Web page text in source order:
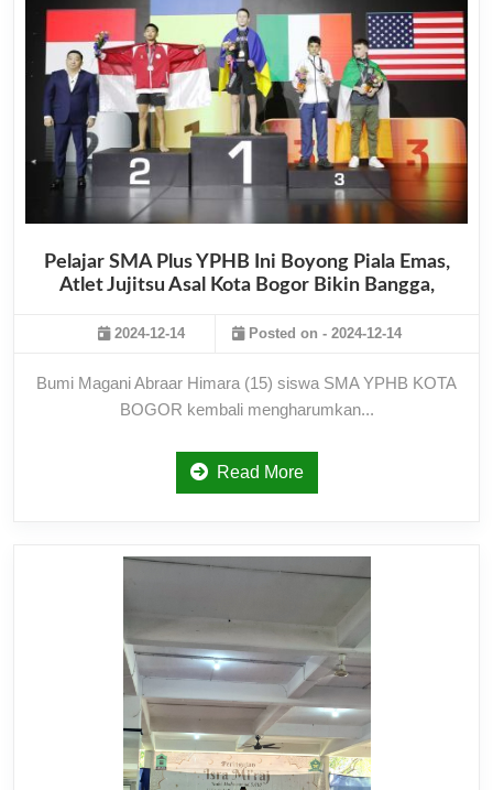
Pelajar SMA Plus YPHB Ini Boyong Piala Emas,
Atlet Jujitsu Asal Kota Bogor Bikin Bangga,
2024-12-14 Posted on - 2024-12-14
Bumi Magani Abraar Himara (15) siswa SMA YPHB KOTA
BOGOR kembali mengharumkan...
Read More